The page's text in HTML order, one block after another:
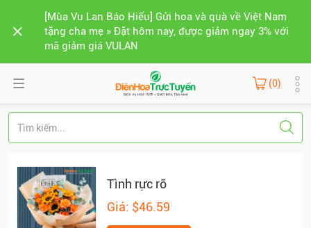
[Mùa Vu Lan Báo Hiếu] Gửi hoa và quà về Việt Nam
tặng cha mẹ » Đặt hôm nay, được giảm ngay 3% với
mã giảm giá VULAN
(0)
Tình rực rỡ
Giá: $46.59